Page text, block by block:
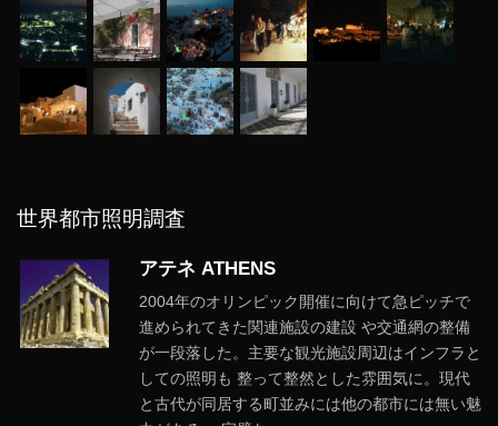
世界都市照明調査
アテネ ATHENS
2004年のオリンピック開催に向けて急ピッチで
進められてきた関連施設の建設 や交通網の整備
が一段落した。主要な観光施設周辺はインフラと
しての照明も 整って整然とした雰囲気に。現代
と古代が同居する町並みには他の都市には無い魅